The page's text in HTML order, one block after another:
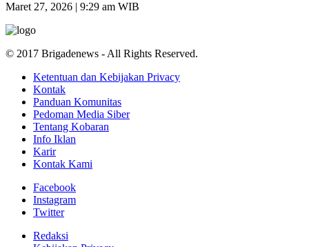
Maret 27, 2026 | 9:29 am WIB
© 2017 Brigadenews - All Rights Reserved.
Ketentuan dan Kebijakan Privacy
Kontak
Panduan Komunitas
Pedoman Media Siber
Tentang Kobaran
Info Iklan
Karir
Kontak Kami
Facebook
Instagram
Twitter
Redaksi